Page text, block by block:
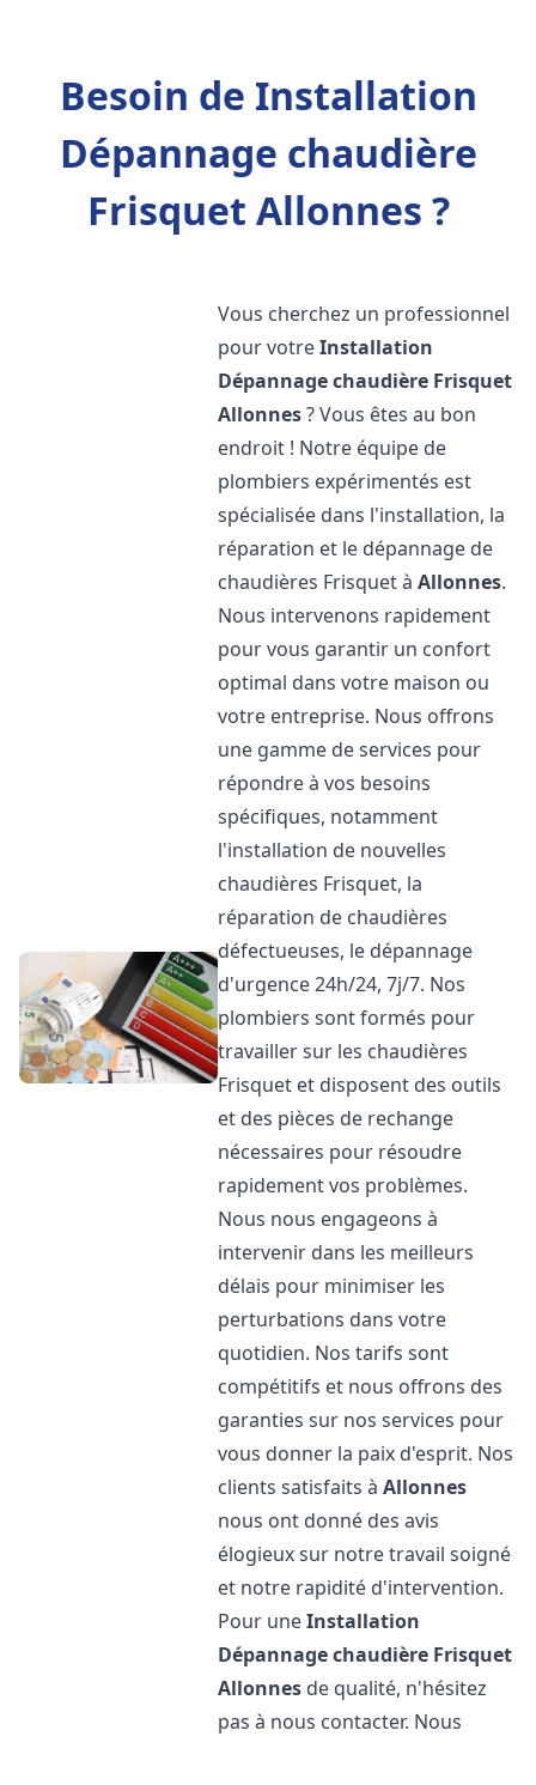
Besoin de Installation
Dépannage chaudière
Frisquet Allonnes ?
Vous cherchez un professionnel
pour votreInstallation
Dépannage chaudière Frisquet
Allonnes? Vous êtes au bon
endroit ! Notre équipe de
plombiers expérimentés est
spécialisée dans l'installation, la
réparation et le dépannage de
chaudières Frisquet àAllonnes.
Nous intervenons rapidement
pour vous garantir un confort
optimal dans votre maison ou
votre entreprise. Nous offrons
une gamme de services pour
répondre à vos besoins
spécifiques, notamment
l'installation de nouvelles
chaudières Frisquet, la
réparation de chaudières
défectueuses, le dépannage
d'urgence 24h/24, 7j/7. Nos
plombiers sont formés pour
travailler sur les chaudières
Frisquet et disposent des outils
et des pièces de rechange
nécessaires pour résoudre
rapidement vos problèmes.
Nous nous engageons à
intervenir dans les meilleurs
délais pour minimiser les
perturbations dans votre
quotidien. Nos tarifs sont
compétitifs et nous offrons des
garanties sur nos services pour
vous donner la paix d'esprit. Nos
clients satisfaits àAllonnes
nous ont donné des avis
élogieux sur notre travail soigné
et notre rapidité d'intervention.
Pour uneInstallation
Dépannage chaudière Frisquet
Allonnes de qualité, n'hésitez
pas à nous contacter. Nous